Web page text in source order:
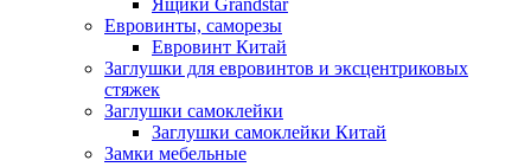
Ящики Grandstar
Евровинты, саморезы
Евровинт Китай
Заглушки для евровинтов и эксцентриковых
стяжек
Заглушки самоклейки
Заглушки самоклейки Китай
Замки мебельные